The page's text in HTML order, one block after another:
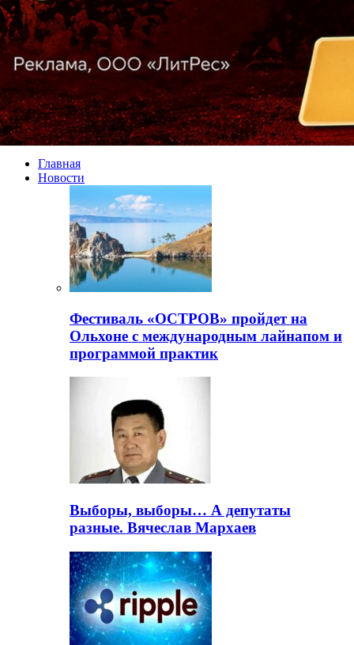
Главная
Новости
Фестиваль «ОСТРОВ» пройдет на
Ольхоне с международным лайнапом и
программой практик
Выборы, выборы… А депутаты
разные. Вячеслав Мархаев